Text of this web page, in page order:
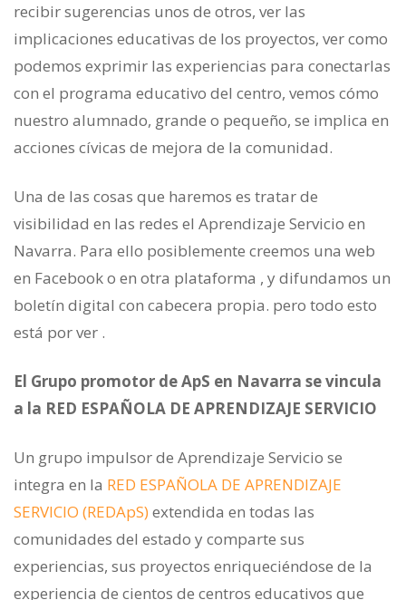
recibir sugerencias unos de otros, ver las
implicaciones educativas de los proyectos, ver como
podemos exprimir las experiencias para conectarlas
con el programa educativo del centro, vemos cómo
nuestro alumnado, grande o pequeño, se implica en
acciones cívicas de mejora de la comunidad.
Una de las cosas que haremos es tratar de
visibilidad en las redes el Aprendizaje Servicio en
Navarra. Para ello posiblemente creemos una web
en Facebook o en otra plataforma , y difundamos un
boletín digital con cabecera propia. pero todo esto
está por ver .
El Grupo promotor de ApS en Navarra se vincula
a la RED ESPAÑOLA DE APRENDIZAJE SERVICIO
Un grupo impulsor de Aprendizaje Servicio se
integra en la RED ESPAÑOLA DE APRENDIZAJE
SERVICIO (REDApS)extendida en todas las
comunidades del estado y comparte sus
experiencias, sus proyectos enriqueciéndose de la
experiencia de cientos de centros educativos que